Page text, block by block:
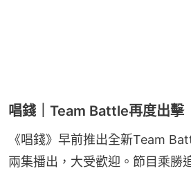
唱錢｜Team Battle再度出擊
《唱錢》早前推出全新Team
兩集播出，大受歡迎。節目乘勝